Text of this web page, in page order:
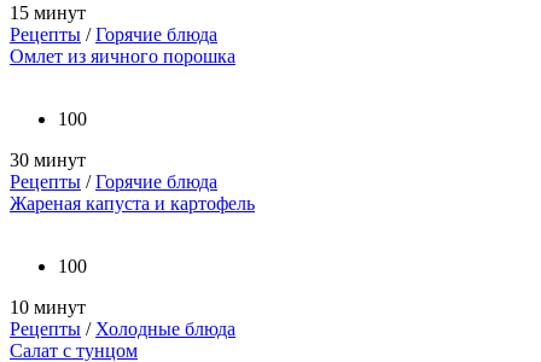
15 минут
Рецепты /Горячие блюда
Омлет из яичного порошка
100
30 минут
Рецепты /Горячие блюда
Жареная капуста и картофель
100
10 минут
Рецепты / Холодные блюда
Салат с тунцом